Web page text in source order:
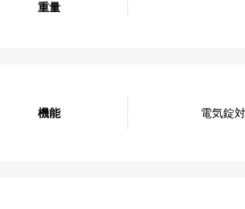
重量
機能 電気錠